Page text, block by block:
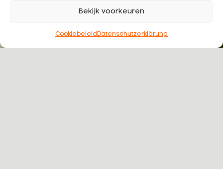
Bekijk voorkeuren
Cookiebeleid Datenschutzerklärung